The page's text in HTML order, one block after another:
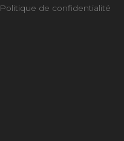
Politique de confidentialité